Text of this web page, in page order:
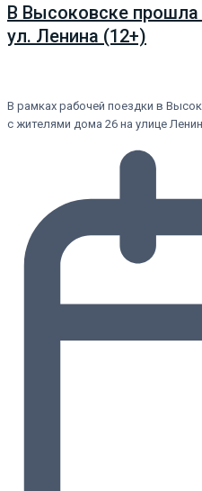
В Высоковске
ул. Ленина (12+)
В рамках рабочей поездки в
с жителями дома 26 на улице